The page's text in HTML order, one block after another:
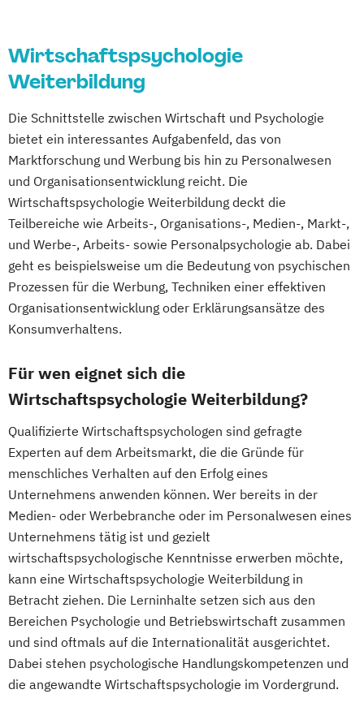
Wirtschaftspsychologie
Weiterbildung
Die Schnittstelle zwischen Wirtschaft und Psychologie
bietet ein interessantes Aufgabenfeld, das von
Marktforschung und Werbung bis hin zu Personalwesen
und Organisationsentwicklung reicht. Die
Wirtschaftspsychologie Weiterbildung deckt die
Teilbereiche wie Arbeits-, Organisations-, Medien-, Markt-,
und Werbe-, Arbeits- sowie Personalpsychologie ab. Dabei
geht es beispielsweise um die Bedeutung von psychischen
Prozessen für die Werbung, Techniken einer effektiven
Organisationsentwicklung oder Erklärungsansätze des
Konsumverhaltens.
Für wen eignet sich die
Wirtschaftspsychologie Weiterbildung?
Qualifizierte Wirtschaftspsychologen sind gefragte
Experten auf dem Arbeitsmarkt, die die Gründe für
menschliches Verhalten auf den Erfolg eines
Unternehmens anwenden können. Wer bereits in der
Medien- oder Werbebranche oder im Personalwesen eines
Unternehmens tätig ist und gezielt
wirtschaftspsychologische Kenntnisse erwerben möchte,
kann eine Wirtschaftspsychologie Weiterbildung in
Betracht ziehen. Die Lerninhalte setzen sich aus den
Bereichen Psychologie und Betriebswirtschaft zusammen
und sind oftmals auf die Internationalität ausgerichtet.
Dabei stehen psychologische Handlungskompetenzen und
die angewandte Wirtschaftspsychologie im Vordergrund.